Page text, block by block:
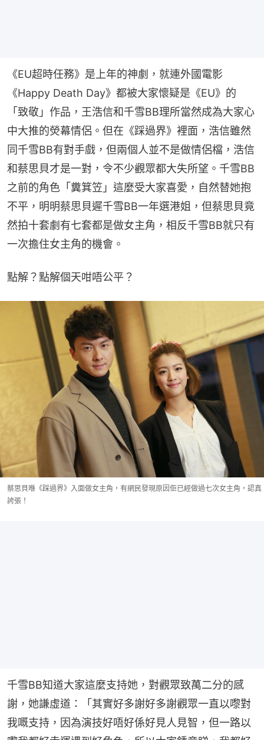
《EU超時任務》是上年的神劇，就連外國電影
《Happy Death Day》都被大家懷疑是《EU》的
「致敬」作品，王浩信和千雪BB理所當然成為大家心
中大推的熒幕情侶。但在《踩過界》裡面，浩信雖然
同千雪BB有對手戲，但兩個人並不是做情侶檔，浩信
和蔡思貝才是一對，令不少觀眾都大失所望。千雪BB
之前的角色「糞箕笠」這麼受大家喜愛，自然替她抱
不平，明明蔡思貝遲千雪BB一年選港姐，但蔡思貝竟
然拍十套劇有七套都是做女主角，相反千雪BB就只有
一次擔住女主角的機會。
點解？點解個天咁唔公平？
蔡思貝喺《踩過界》入面做女主角，有網民發現原因佢已經做過七次女主角，認真
誇張！
千雪BB知道大家這麼支持她，對觀眾致萬二分的感
謝，她謙虛道：「其實好多謝好多謝觀眾一直以嚟對
我嘅支持，因為演技好唔好係好見人見智，但一路以